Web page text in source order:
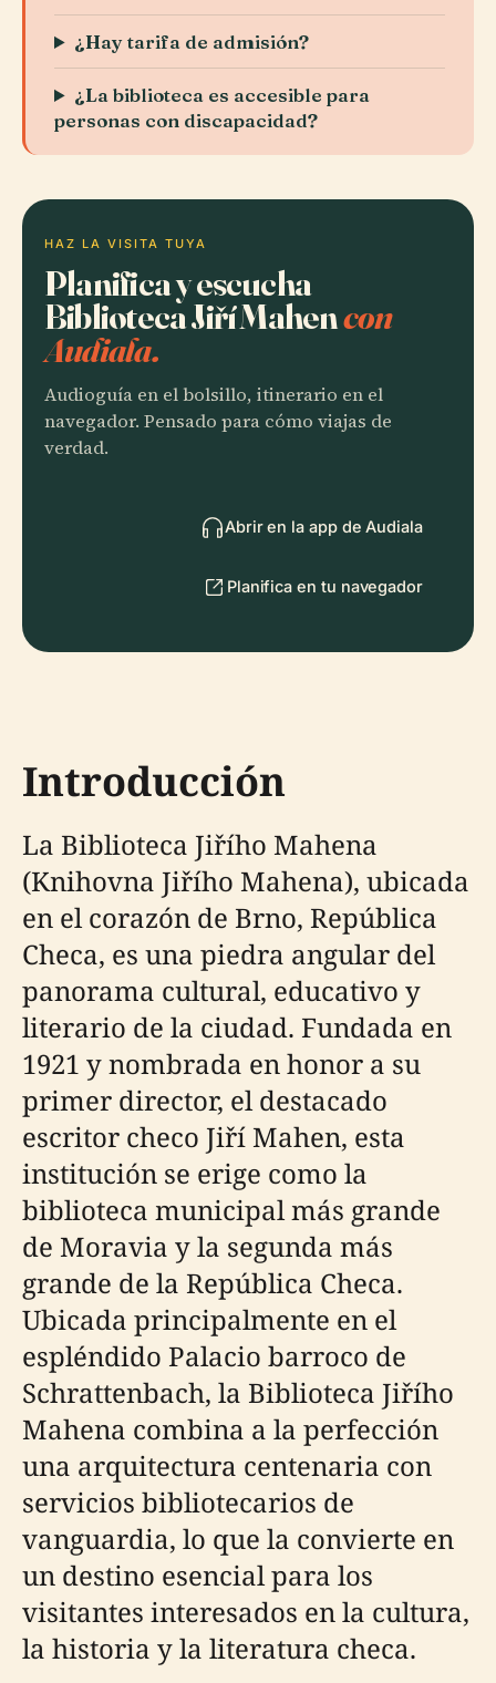
¿Hay tarifa de admisión?
¿La biblioteca es accesible para
personas con discapacidad?
HAZ LA VISITA TUYA
Planifica y escucha
Biblioteca Jiří Mahencon
Audiala.
Audioguía en el bolsillo, itinerario en el
navegador. Pensado para cómo viajas de
verdad.
Abrir en la app de Audiala
Planifica en tu navegador
Introducción
La Biblioteca Jiřího Mahena
(Knihovna Jiřího Mahena), ubicada
en el corazón de Brno, República
Checa, es una piedra angular del
panorama cultural, educativo y
literario de la ciudad. Fundada en
1921 y nombrada en honor a su
primer director, el destacado
escritor checo Jiří Mahen, esta
institución se erige como la
biblioteca municipal más grande
de Moravia y la segunda más
grande de la República Checa.
Ubicada principalmente en el
espléndido Palacio barroco de
Schrattenbach, la Biblioteca Jiřího
Mahena combina a la perfección
una arquitectura centenaria con
servicios bibliotecarios de
vanguardia, lo que la convierte en
un destino esencial para los
visitantes interesados en la cultura,
la historia y la literatura checa.